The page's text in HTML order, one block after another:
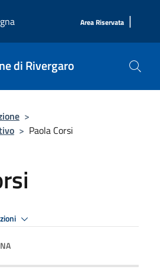
Area Riservata |
di Rivergaro
>
> Paola Corsi